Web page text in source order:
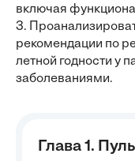
включая
3.
рекомендации по
летной годности у
заболеваниями.
Глава 1.